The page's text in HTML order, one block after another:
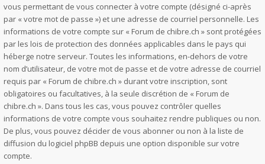
vous permettant de vous connecter à votre compte (désigné ci-après
par « votre mot de passe ») et une adresse de courriel personnelle. Les
informations de votre compte sur « Forum de chibre.ch » sont protégées
par les lois de protection des données applicables dans le pays qui
héberge notre serveur. Toutes les informations, en-dehors de votre
nom d’utilisateur, de votre mot de passe et de votre adresse de courriel
requis par « Forum de chibre.ch » durant votre inscription, sont
obligatoires ou facultatives, à la seule discrétion de « Forum de
chibre.ch ». Dans tous les cas, vous pouvez contrôler quelles
informations de votre compte vous souhaitez rendre publiques ou non.
De plus, vous pouvez décider de vous abonner ou non à la liste de
diffusion du logiciel phpBB depuis une option disponible sur votre
compte.